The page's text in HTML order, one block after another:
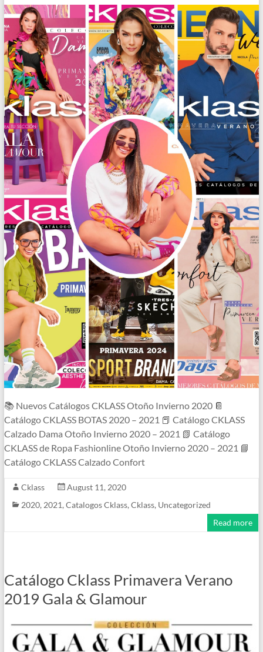
📚 Nuevos Catálogos CKLASS Otoño Invierno 2020 📔
Catálogo CKLASS BOTAS 2020 – 2021 📕 Catálogo CKLASS
Calzado Dama Otoño Invierno 2020 – 2021 📗 Catálogo
CKLASS de Ropa Fashionline Otoño Invierno 2020 – 2021 📘
Catálogo CKLASS Calzado Confort
Cklass
August 11, 2020
2020, 2021, Catalogos Cklass, Cklass, Uncategorized
Read more
Catálogo Cklass Primavera Verano
2019 Gala & Glamour